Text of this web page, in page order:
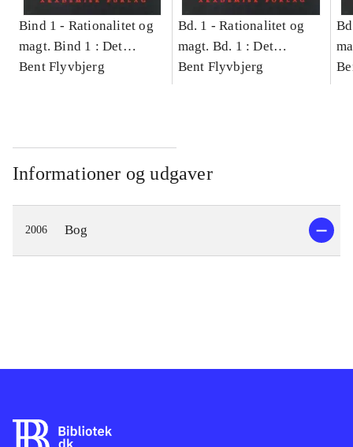
Bind 1 - Rationalitet og
magt. Bind 1 : Det
konkretes videnskab
Bent Flyvbjerg
Bd. 1 -Rationalitet og
magt. Bd. 1 : Det
konkretes videnskab
Bent Flyvbjerg
Informationer og udgaver
2006 Bog